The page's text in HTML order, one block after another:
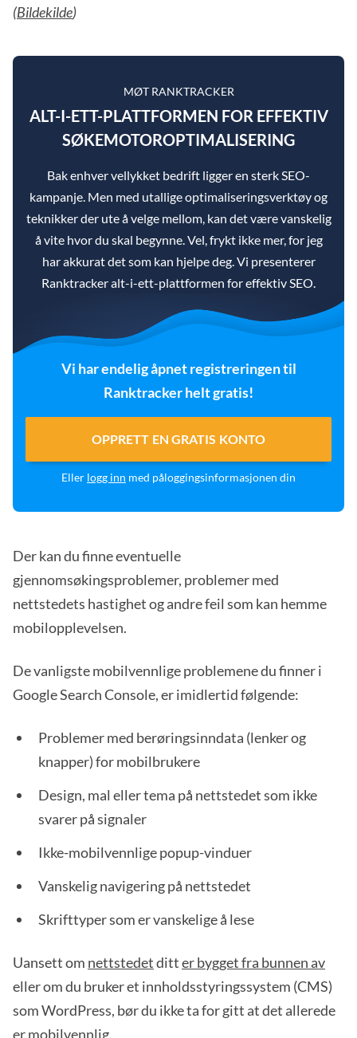
(Bildekilde)
MØT RANKTRACKER
ALT-I-ETT-PLATTFORMEN FOR EFFEKTIV
SØKEMOTOROPTIMALISERING
Bak enhver vellykket bedrift ligger en sterk SEO-
kampanje. Men med utallige optimaliseringsverktøy og
teknikker der ute å velge mellom, kan det være vanskelig
å vite hvor du skal begynne. Vel, frykt ikke mer, for jeg
har akkurat det som kan hjelpe deg. Vi presenterer
Ranktracker alt-i-ett-plattformen for effektiv SEO.
Vi har endelig åpnet registreringen til
Ranktracker helt gratis!
OPPRETT EN GRATIS KONTO
Eller logg inn med påloggingsinformasjonen din
Der kan du finne eventuelle
gjennomsøkingsproblemer, problemer med
nettstedets hastighet og andre feil som kan hemme
mobilopplevelsen.
De vanligste mobilvennlige problemene du finner i
Google Search Console, er imidlertid følgende:
Problemer med berøringsinndata (lenker og
knapper) for mobilbrukere
Design, mal eller tema på nettstedet som ikke
svarer på signaler
Ikke-mobilvennlige popup-vinduer
Vanskelig navigering på nettstedet
Skrifttyper som er vanskelige å lese
Uansett om nettstedetditter bygget fra bunnen av
eller om du bruker et innholdsstyringssystem (CMS)
som WordPress, bør du ikke ta for gitt at det allerede
er mobilvennlig.